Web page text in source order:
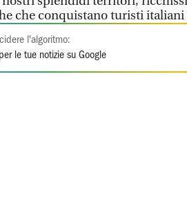
che conquistano turisti italiani
l'algoritmo:
le tue notizie su Google